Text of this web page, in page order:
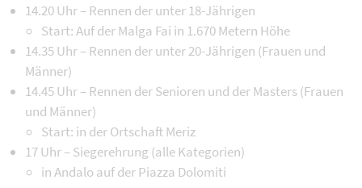
14.20 Uhr – Rennen der unter 18-Jährigen
Start: Auf der Malga Fai in 1.670 Metern Höhe
14.35 Uhr – Rennen der unter 20-Jährigen (Frauen und
Männer)
14.45 Uhr – Rennen der Senioren und der Masters (Frauen
und Männer)
Start: in der Ortschaft Meriz
17 Uhr – Siegerehrung (alle Kategorien)
in Andalo auf der Piazza Dolomiti